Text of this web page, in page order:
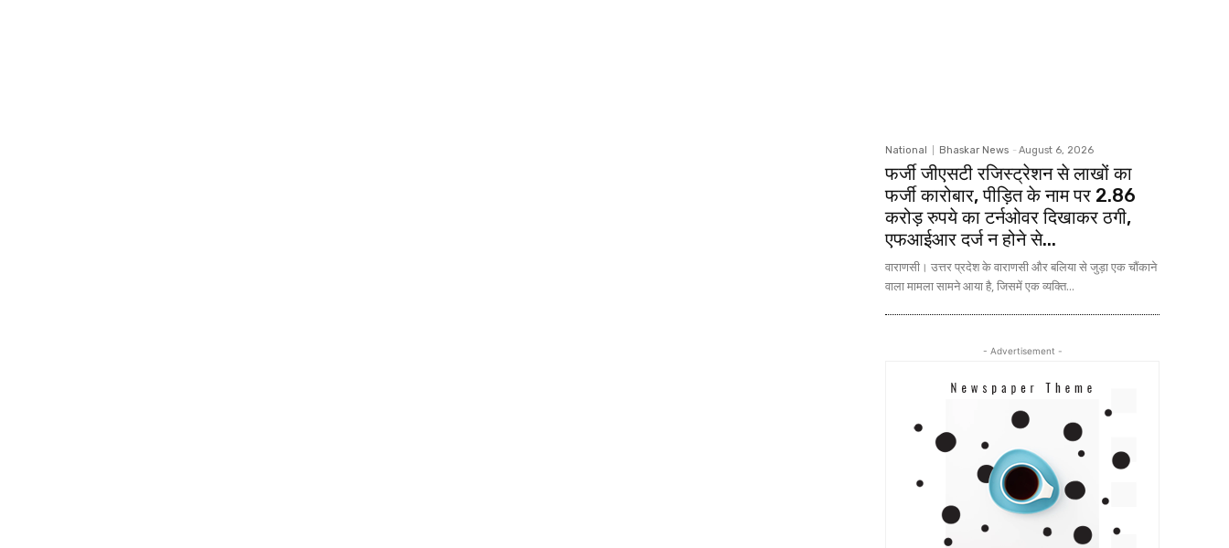
National Bhaskar News - August 6, 2026
फर्जी जीएसटी रजिस्ट्रेशन से लाखों का
फर्जी कारोबार, पीड़ित के नाम पर 2.86
करोड़ रुपये का टर्नओवर दिखाकर ठगी,
एफआईआर दर्ज न होने से...
वाराणसी। उत्तर प्रदेश के वाराणसी और बलिया से जुड़ा एक चौंकाने
वाला मामला सामने आया है, जिसमें एक व्यक्ति...
- Advertisement -